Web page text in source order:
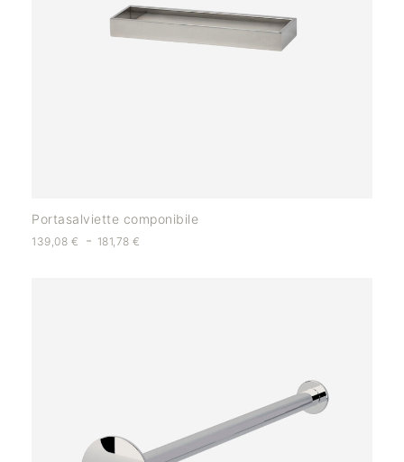
Portasalviette componibile
139,08 € - 181,78€